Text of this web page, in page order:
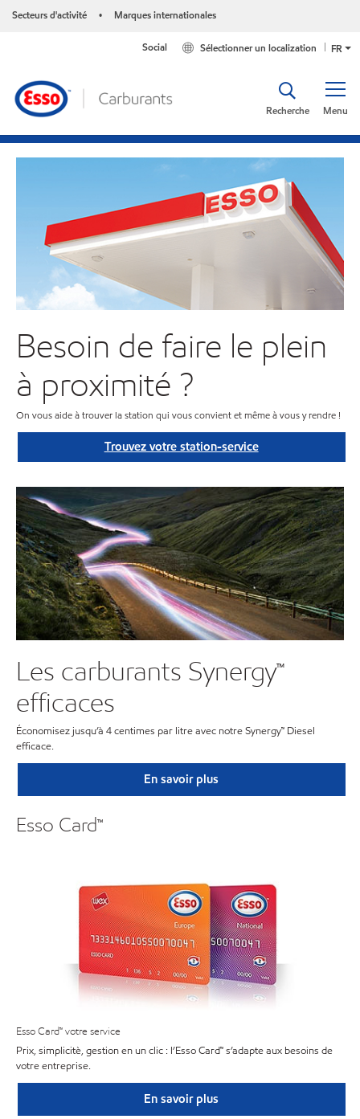
Secteurs d'activité • Marques internationales
FR
Sélectionner un localization
Social
Menu
Recherche
Besoin de faire le plein
à proximité ?
On vous aide à trouver la station qui vous convient et même à vous y rendre !
Trouvez votre station-service
Les carburants Synergy™
efficaces
Économisez jusqu’à 4 centimes par litre avec notre Synergy™ Diesel
efficace.
En savoir plus
Esso Card™
Esso Card™ votre service
Prix, simplicitè, gestion en un clic : l’Esso Card™ s’adapte aux besoins de
votre entreprise.
En savoir plus